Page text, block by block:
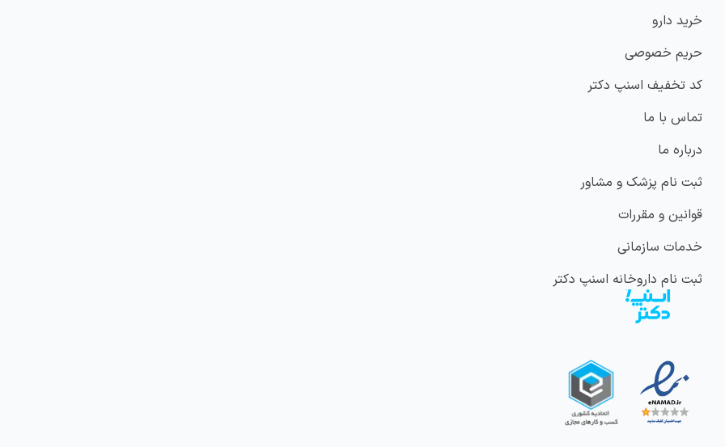
خرید دارو
حریم خصوصی
کد تخفیف اسنپ دکتر
تماس با ما
درباره ما
ثبت نام پزشک و مشاور
قوانین و مقررات
خدمات سازمانی
ثبت نام داروخانه اسنپ دکتر